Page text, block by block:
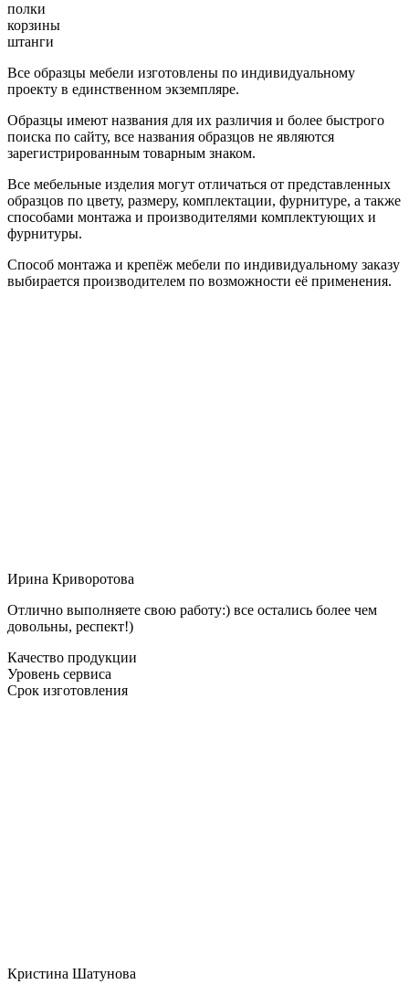
полки
корзины
штанги
Все образцы мебели изготовлены по индивидуальному
проекту в единственном экземпляре.
Образцы имеют названия для их различия и более быстрого
поиска по сайту, все названия образцов не являются
зарегистрированным товарным знаком.
Все мебельные изделия могут отличаться от представленных
образцов по цвету, размеру, комплектации, фурнитуре, а также
способами монтажа и производителями комплектующих и
фурнитуры.
Способ монтажа и крепёж мебели по индивидуальному заказу
выбирается производителем по возможности её применения.
Ирина Криворотова
Отлично выполняете свою работу:) все остались более чем
довольны, респект!)
Качество продукции
Уровень сервиса
Срок изготовления
Кристина Шатунова